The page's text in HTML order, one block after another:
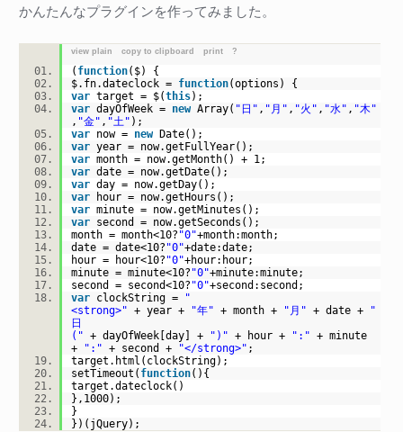
かんたんなプラグインを作ってみました。
view plain copy to clipboard print ?
( function($) {
$.fn.dateclock = function(options) {
vartarget = $(this);
vardayOfWeek = newArray( "日" , "月" , "火" , "水" , "木"
, "金" , "土" );
varnow = newDate();
varyear = now.getFullYear();
varmonth = now.getMonth() + 1;
vardate = now.getDate();
varday = now.getDay();
varhour = now.getHours();
varminute = now.getMinutes();
varsecond = now.getSeconds();
month = month<10? "0"+month:month;
date = date<10? "0"+date:date;
hour = hour<10? "0"+hour:hour;
minute = minute<10? "0"+minute:minute;
second = second<10? "0"+second:second;
varclockString =
"
<strong>" + year + "年" + month + "月" + date +
"
日
(" + dayOfWeek[day] + ")" + hour + ":" + minute
+
":" + second + "</strong>" ;
target.html(clockString);
setTimeout( function(){
target.dateclock()
},1000);
}
})(jQuery);